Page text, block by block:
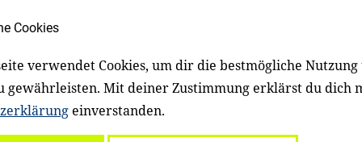
Dafür arbeiten wir eng mit
Unternehmen und anderen Stiftungen
Cookies
verwendet Cookies, um dir die bestmögliche
gewährleisten. Mit deiner Zustimmung erklärst du dich
einverstanden.